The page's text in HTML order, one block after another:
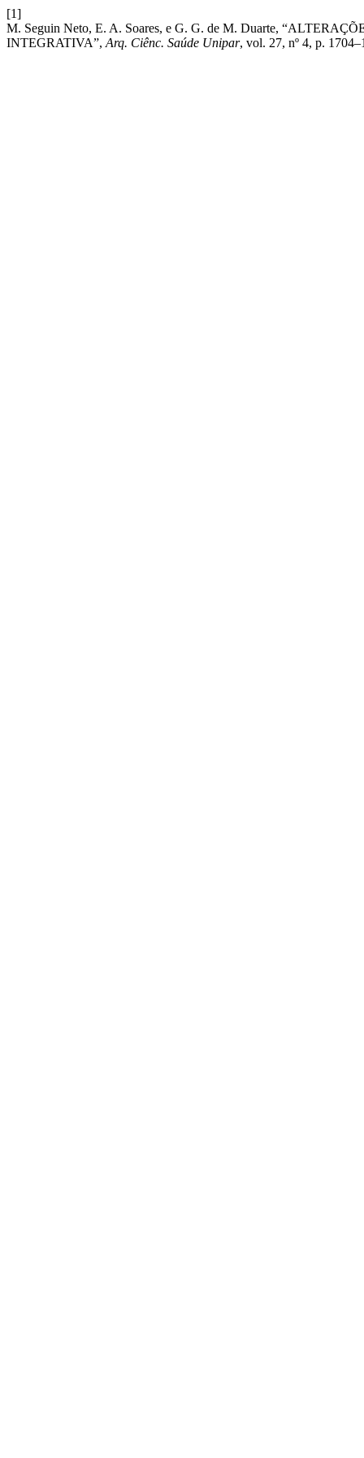
[1]
M. Seguin Neto, E. A. Soares, e G. G. de M. Duarte,
INTEGRATIVA”, Arq. Ciênc. Saúde Unipar, vol. 27, nº 4, p.